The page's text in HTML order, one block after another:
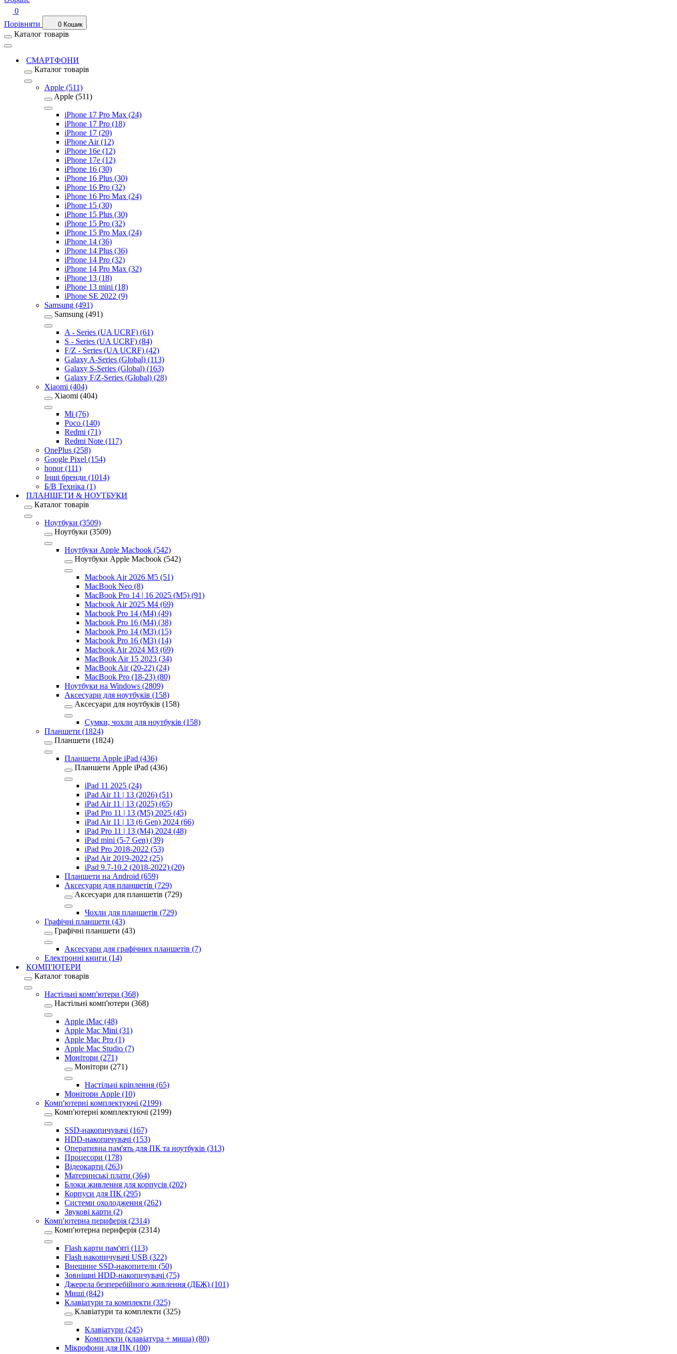
0
Порівняти
0 Кошик
Каталог товарів
СМАРТФОНИ
Каталог товарів
Apple (511)
Apple (511)
iPhone 17 Pro Max (24)
iPhone 17 Pro (18)
iPhone 17 (20)
iPhone Air (12)
iPhone 16e (12)
iPhone 17e (12)
iPhone 16 (30)
iPhone 16 Plus (30)
iPhone 16 Pro (32)
iPhone 16 Pro Max (24)
iPhone 15 (30)
iPhone 15 Plus (30)
iPhone 15 Pro (32)
iPhone 15 Pro Max (24)
iPhone 14 (36)
iPhone 14 Plus (36)
iPhone 14 Pro (32)
iPhone 14 Pro Max (32)
iPhone 13 (18)
iPhone 13 mini (18)
iPhone SE 2022 (9)
Samsung (491)
Samsung (491)
A - Series (UA UCRF) (61)
S - Series (UA UCRF) (84)
F/Z - Series (UA UCRF) (42)
Galaxy A-Series (Global) (113)
Galaxy S-Series (Global) (163)
Galaxy F/Z-Series (Global) (28)
Xiaomi (404)
Xiaomi (404)
Mi (76)
Poco (140)
Redmi (71)
Redmi Note (117)
OnePlus (258)
Google Pixel (154)
honor (111)
Інші бренди (1014)
Б/В Техніка (1)
ПЛАНШЕТИ & НОУТБУКИ
Каталог товарів
Ноутбуки (3509)
Ноутбуки (3509)
Ноутбуки Apple Macbook (542)
Ноутбуки Apple Macbook (542)
Macbook Air 2026 M5 (51)
MacBook Neo (8)
MacBook Pro 14 | 16 2025 (M5) (91)
Macbook Air 2025 M4 (69)
Macbook Pro 14 (M4) (49)
Macbook Pro 16 (M4) (38)
Macbook Pro 14 (M3) (15)
Macbook Pro 16 (M3) (14)
Macbook Air 2024 M3 (69)
MacBook Air 15 2023 (34)
MacBook Air (20-22) (24)
MacBook Pro (18-23) (80)
Ноутбуки на Windows (2809)
Аксесуари для ноутбуків (158)
Аксесуари для ноутбуків (158)
Сумки, чохли для ноутбуків (158)
Планшети (1824)
Планшети (1824)
Планшети Apple iPad (436)
Планшети Apple iPad (436)
iPad 11 2025 (24)
iPad Air 11 | 13 (2026) (51)
iPad Air 11 | 13 (2025) (65)
iPad Pro 11 | 13 (M5) 2025 (45)
iPad Air 11 | 13 (6 Gen) 2024 (66)
iPad Pro 11 | 13 (M4) 2024 (48)
iPad mini (5-7 Gen) (39)
iPad Pro 2018-2022 (53)
iPad Air 2019-2022 (25)
iPad 9.7-10.2 (2018-2022) (20)
Планшети на Android (659)
Аксесуари для планшетів (729)
Аксесуари для планшетів (729)
Чохли для планшетів (729)
Графічні планшети (43)
Графічні планшети (43)
Аксесуари для графічних планшетів (7)
Електронні книги (14)
КОМП'ЮТЕРИ
Каталог товарів
Настільні комп'ютери (368)
Настільні комп'ютери (368)
Apple iMac (48)
Apple Mac Mini (31)
Apple Mac Pro (1)
Apple Mac Studio (7)
Монітори (271)
Монітори (271)
Настільні кріплення (65)
Монітори Apple (10)
Комп'ютерні комплектуючі (2199)
Комп'ютерні комплектуючі (2199)
SSD-накопичувачі (167)
HDD-накопичувачі (153)
Оперативна пам'ять для ПК та ноутбуків (313)
Процесори (178)
Відеокарти (263)
Материнські плати (364)
Блоки живлення для корпусів (202)
Корпуси для ПК (295)
Системи охолодження (262)
Звукові карти (2)
Комп'ютерна периферія (2314)
Комп'ютерна периферія (2314)
Flash карти пам'яті (113)
Flash накопичувачі USB (322)
Внешние SSD-накопители (50)
Зовнішні HDD-накопичувачі (75)
Джерела безперебійного живлення (ДБЖ) (101)
Миші (842)
Клавіатури та комплекти (325)
Клавіатури та комплекти (325)
Клавіатури (245)
Комплекти (клавіатура + миша) (80)
Мікрофони для ПК (100)